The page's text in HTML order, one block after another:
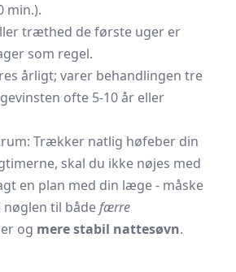
min.).
træthed de første uger er
som regel.
årligt; varer behandlingen tre
ofte 5-10 år eller
Trækker natlig høfeber din
skal du ikke nøjes med
en plan med din læge - måske
til bådefærre
og mere stabil nattesøvn.